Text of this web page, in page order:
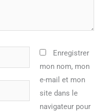
Enregistrer
mon nom, mon
e-mail et mon
site dans le
navigateur pour